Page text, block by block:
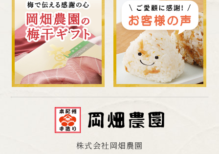
株式会社岡畑農園